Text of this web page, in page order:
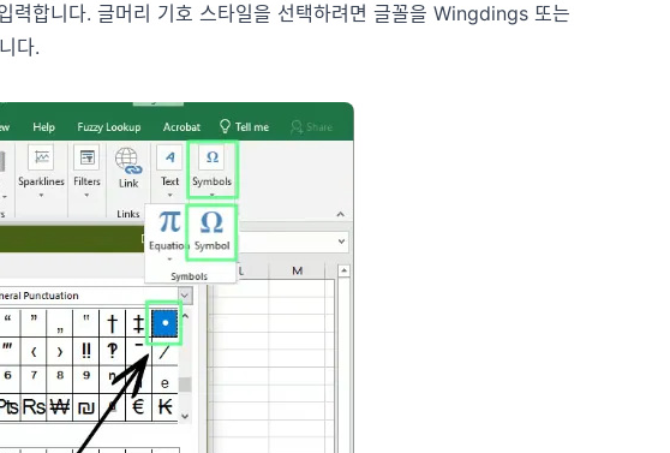
력합니다. 글머리 기호 스타일을 선택하려면 글꼴을 Wingdings 또는
다.